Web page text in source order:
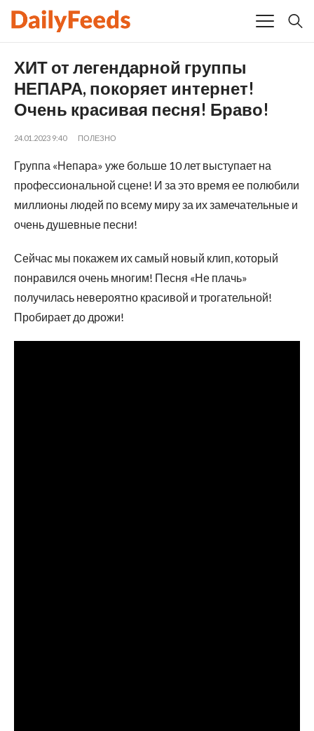
ХИТ от легендарной группы
НЕПАРА, покоряет интернет!
Очень красивая песня! Браво!
24.01.2023 9:40 ПОЛЕЗНО
Группа «Непара» уже больше 10 лет выступает на
профессиональной сцене! И за это время ее полюбили
миллионы людей по всему миру за их замечательные и
очень душевные песни!
Сейчас мы покажем их самый новый клип, который
понравился очень многим! Песня «Не плачь»
получилась невероятно красивой и трогательной!
Пробирает до дрожи!